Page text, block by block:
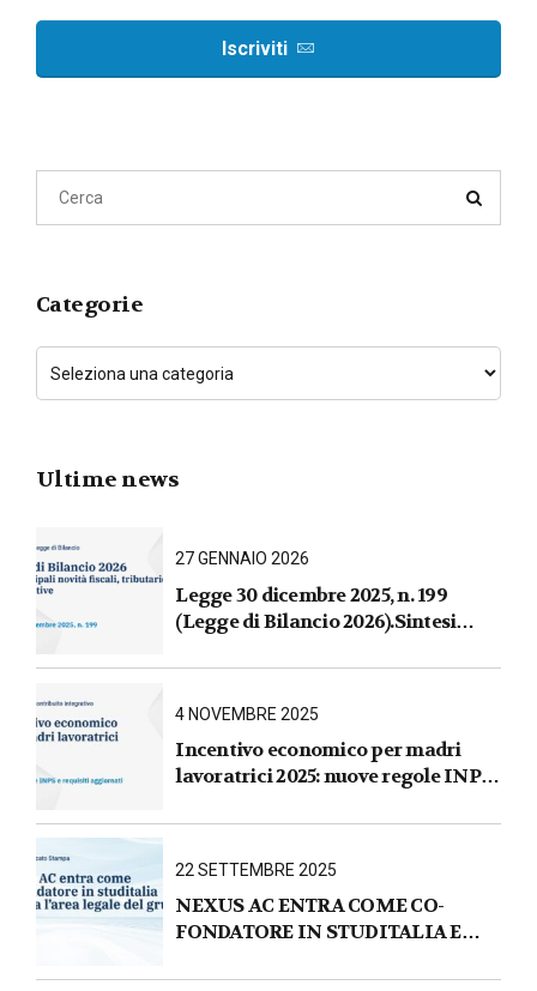
Iscriviti
Categorie
Ultime news
27 GENNAIO 2026
Legge 30 dicembre 2025, n. 199
(Legge di Bilancio 2026).Sintesi
fiscali, tributarie, contributive e per
4 NOVEMBRE 2025
Incentivo economico per madri
lavoratrici 2025: nuove regole INPS
22 SETTEMBRE 2025
NEXUS AC ENTRA COME CO-
FONDATORE IN STUDITALIA E
GRUPPO